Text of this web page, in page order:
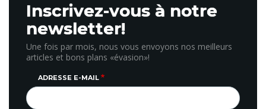
Inscrivez-vous à notre
newsletter!
Une fois par mois, nous vous envoyons nos meilleurs
articles et bons plans «évasion»!
ADRESSE E-MAIL